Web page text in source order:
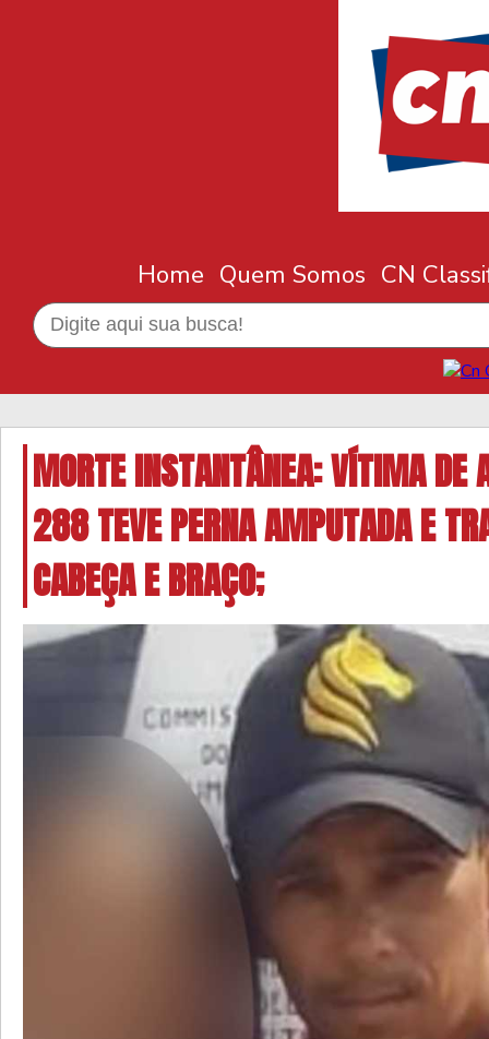
Home Quem Somos CN
MORTE INSTANTÂNEA: VÍTIMA DE
288 TEVE PERNA AMPUTADA E
CABEÇA E BRAÇO;